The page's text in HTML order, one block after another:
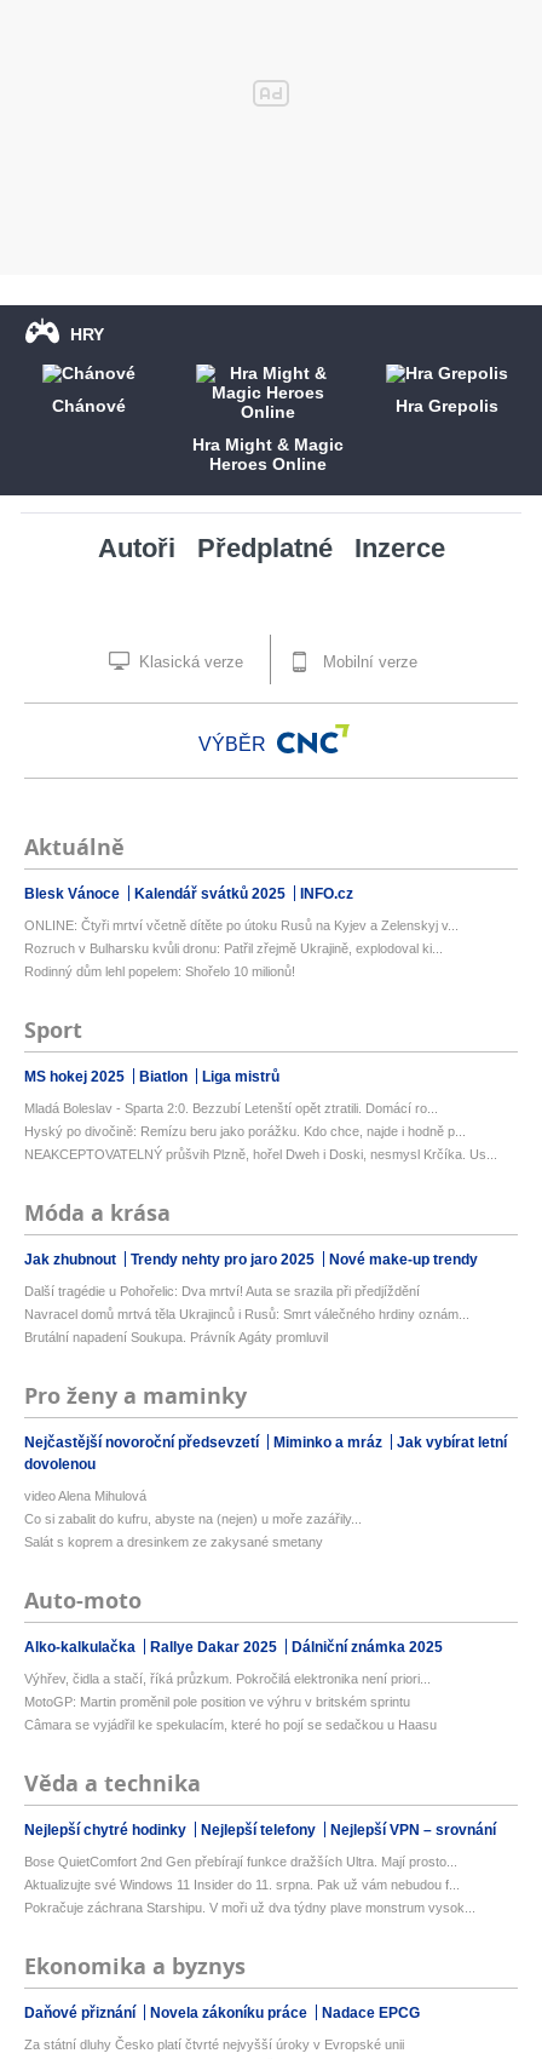
HRY
Chánové
Hra Might & Magic
Heroes Online
Hra Grepolis
Autoři Předplatné Inzerce
Klasická verze Mobilní verze
VÝBĚR
Aktuálně
Blesk Vánoce Kalendář svátků 2025 INFO.cz
ONLINE: Čtyři mrtví včetně dítěte po útoku Rusů na Kyjev a Zelenskyj v...
Rozruch v Bulharsku kvůli dronu: Patřil zřejmě Ukrajině, explodoval ki...
Rodinný dům lehl popelem: Shořelo 10 milionů!
Sport
MS hokej 2025 Biatlon Liga mistrů
Mladá Boleslav - Sparta 2:0. Bezzubí Letenští opět ztratili. Domácí ro...
Hyský po divočině: Remízu beru jako porážku. Kdo chce, najde i hodně p...
NEAKCEPTOVATELNÝ průšvih Plzně, hořel Dweh i Doski, nesmysl Krčíka. Us...
Móda a krása
Jak zhubnout Trendy nehty pro jaro 2025 Nové make-up trendy
Další tragédie u Pohořelic: Dva mrtví! Auta se srazila při předjíždění
Navracel domů mrtvá těla Ukrajinců i Rusů: Smrt válečného hrdiny oznám...
Brutální napadení Soukupa. Právník Agáty promluvil
Pro ženy a maminky
Nejčastější novoroční předsevzetí Miminko a mráz
Jak vybírat letní
dovolenou
video Alena Mihulová
Co si zabalit do kufru, abyste na (nejen) u moře zazářily...
Salát s koprem a dresinkem ze zakysané smetany
Auto-moto
Alko-kalkulačka Rallye Dakar 2025 Dálniční známka 2025
Výhřev, čidla a stačí, říká průzkum. Pokročilá elektronika není priori...
MotoGP: Martin proměnil pole position ve výhru v britském sprintu
Câmara se vyjádřil ke spekulacím, které ho pojí se sedačkou u Haasu
Věda a technika
Nejlepší chytré hodinky Nejlepší telefony Nejlepší VPN – srovnání
Bose QuietComfort 2nd Gen přebírají funkce dražších Ultra. Mají prosto...
Aktualizujte své Windows 11 Insider do 11. srpna. Pak už vám nebudou f...
Pokračuje záchrana Starshipu. V moři už dva týdny plave monstrum vysok...
Ekonomika a byznys
Daňové přiznání Novela zákoníku práce Nadace EPCG
Za státní dluhy Česko platí čtvrté nejvyšší úroky v Evropské unii